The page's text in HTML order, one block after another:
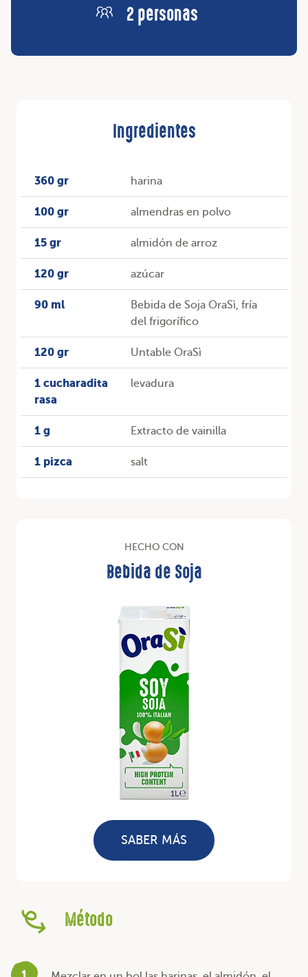
2 personas
Ingredientes
360 gr harina
100 gr almendras en polvo
15 gr almidón de arroz
120 gr azúcar
90 ml
Bebida de Soja OraSì, fría
del frigorífico
120 gr Untable OraSì
1 cucharadita
rasa
levadura
1 g Extracto de vainilla
1 pizca salt
HECHO CON
Bebida de Soja
SABER MÁS
Método
1